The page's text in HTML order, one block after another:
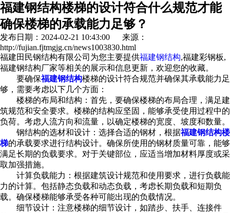
福建钢结构楼梯的设计符合什么规范才能
确保楼梯的承载能力足够？
发布日期：2024-02-21 10:43:00 来源：
http://fujian.fjtmgjg.cn/news1003830.html
福建田民钢结构有限公司为您主要提供福建钢结构,福建彩钢板,
福建钢结构厂家等相关的展示和信息更新，欢迎您的收藏。
要确保福建钢结构楼梯的设计符合规范并确保其承载能力足
够，需要考虑以下几个方面：
楼梯的布局和结构：首先，要确保楼梯的布局合理，满足建
筑规范和安全要求。楼梯的结构应坚固，能够承受使用过程中的
负荷。考虑人流方向和流量，以确定楼梯的宽度、坡度和数量。
钢结构的选材和设计：选择合适的钢材，根据福建钢结构楼
梯的承载要求进行结构设计。确保所使用的钢材质量可靠，能够
满足长期的负载要求。对于关键部位，应适当增加材料厚度或采
取加强措施。
计算负载能力：根据建筑设计规范和使用要求，进行负载能
力的计算。包括静态负载和动态负载，考虑长期负载和短期负
载。确保楼梯能够承受各种可能出现的负载情况。
细节设计：注意楼梯的细节设计，如踏步、扶手、连接件